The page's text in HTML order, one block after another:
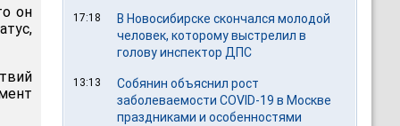
он
17:18
В Новосибирске скончался молодой
человек, которому выстрелил в
голову инспектор ДПС
13:13
Собянин объяснил рост
заболеваемости COVID-19 в Москве
праздниками и особенностями